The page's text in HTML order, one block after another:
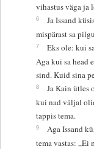
vihastus väga ja
6
Ja Issand
mispärast sa
7
Eks ole: kui
Aga kui sa head
sind. Kuid sina
8
Ja Kain ütles
kui nad väljal
tappis tema.
9
Aga Issand
tema vastas: „Ei